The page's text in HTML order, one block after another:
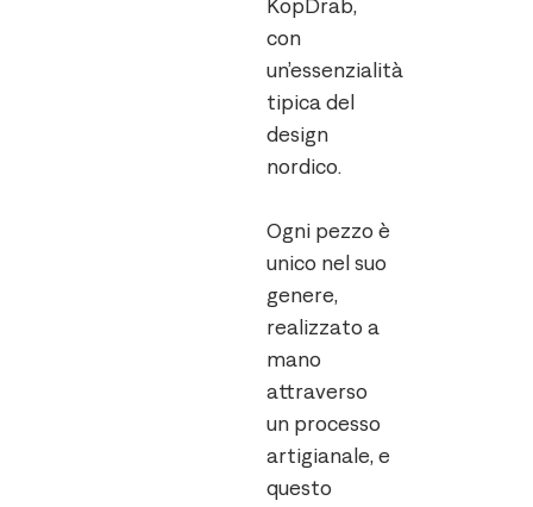
KopDrab,
con
un’essenzialità
tipica del
design
nordico.
Ogni pezzo è
unico nel suo
genere,
realizzato a
mano
attraverso
un processo
artigianale, e
questo